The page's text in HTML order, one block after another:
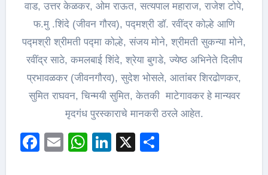
वाड, उत्तर केळकर, ओम राऊत, सत्यपाल महाराज, राजेश टोपे,
फ.मु .शिंदे (जीवन गौरव), पद्मश्री डॉ. रवींद्र कोल्हे आणि
पद्मश्री श्रीमती पद्मा कोल्हे, संजय मोने, श्रीमती सुकन्या मोने,
रवींद्र साठे, कमलबाई शिंदे, श्रेया बुगडे, ज्येष्ठ अभिनेते दिलीप
प्रभावळकर (जीवनगौरव), सुदेश भोसले, आतांबर शिरढोणकर,
सुमित राघवन, चिन्मयी सुमित, केतकी माटेगावकर हे मान्यवर
मृदगंध पुरस्काराचे मानकरी ठरले आहेत.
Facebook
EmailWhatsApp
LinkedIn
X